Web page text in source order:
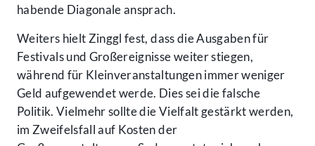
habende Diagonale ansprach.
Weiters hielt Zinggl fest, dass die Ausgaben für
Festivals und Großereignisse weiter stiegen,
während für Kleinveranstaltungen immer weniger
Geld aufgewendet werde. Dies sei die falsche
Politik. Vielmehr sollte die Vielfalt gestärkt werden,
im Zweifelsfall auf Kosten der